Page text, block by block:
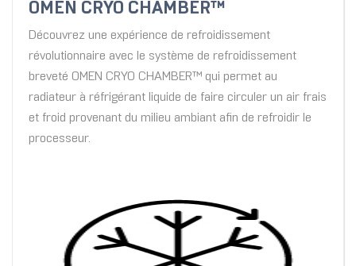
OMEN CRYO CHAMBER™
Découvrez une expérience de refroidissement
révolutionnaire avec le système de refroidissement
breveté OMEN CRYO CHAMBER™ qui permet au
radiateur à réfrigérant liquide de faire circuler un air frais
et froid provenant du milieu ambiant afin de refroidir le
processeur.